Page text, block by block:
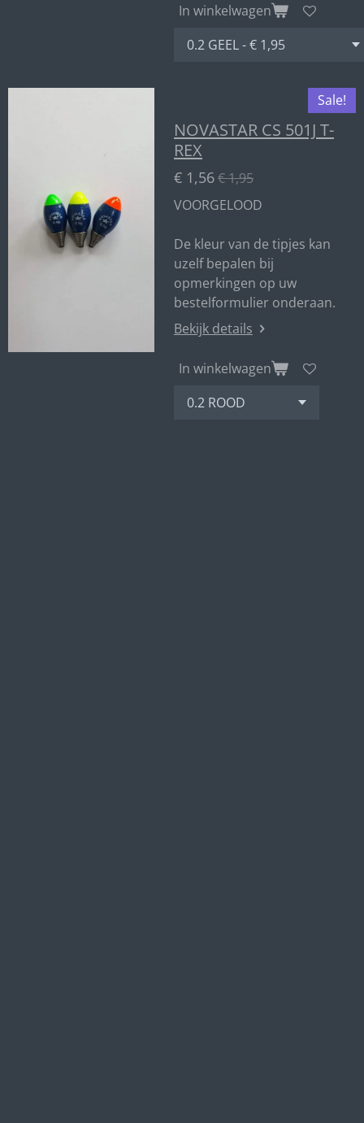
In winkelwagen
Sale!
NOVASTAR CS 501J T-
REX
€ 1,56€ 1,95
VOORGELOOD
De kleur van de tipjes kan
uzelf bepalen bij
opmerkingen op uw
bestelformulier onderaan.
Bekijk details
In winkelwagen